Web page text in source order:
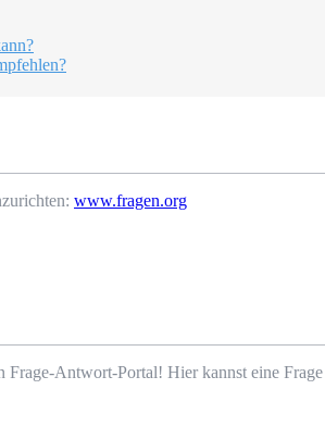
www.fragen.org
Antwort-Portal! Hier kannst eine